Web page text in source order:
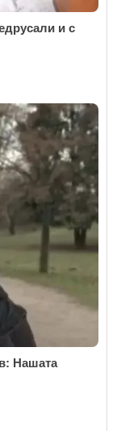
и с
Нашата